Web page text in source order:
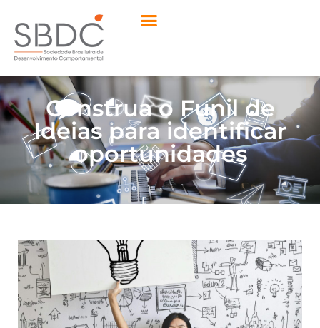
Construa o Funil de
Ideias para identificar
oportunidades